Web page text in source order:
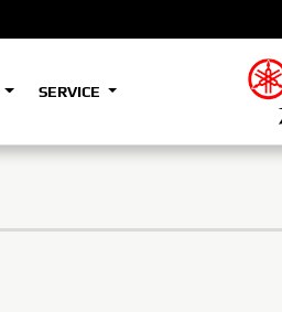
700
SERVICE